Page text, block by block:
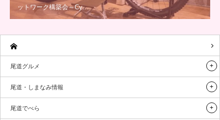
ットワーク構築会～Cy…
尾道グルメ
尾道・しまなみ情報
尾道でべら